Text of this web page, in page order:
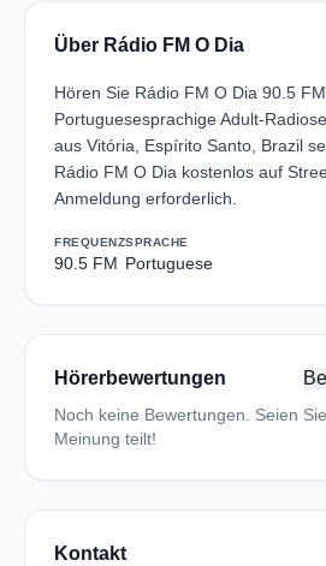
Über Rádio FM O Dia
Hören Sie Rádio FM O Dia 90.5
Portuguesesprachige Adult-
aus Vitória, Espírito Santo, Brazil
Rádio FM O Dia kostenlos auf
Anmeldung erforderlich.
FREQUENZ
90.5 FM
SPRACHE
Portuguese
Hörerbewertungen
Noch keine Bewertungen. Seien
Meinung teilt!
Kontakt